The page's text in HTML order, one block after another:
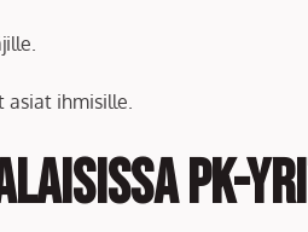
asiat ihmisille.
PK-